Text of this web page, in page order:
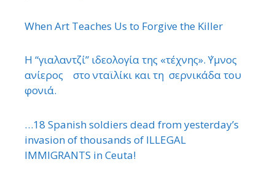
When Art Teaches Us to Forgive the Killer
Η “γιαλαντζί” ιδεολογία της «τέχνης». ΄Υμνος
ανίερος στο νταϊλίκι και τη σερνικάδα του
φονιά.
…18 Spanish soldiers dead from yesterday’s
invasion of thousands of ILLEGAL
IMMIGRANTS in Ceuta!